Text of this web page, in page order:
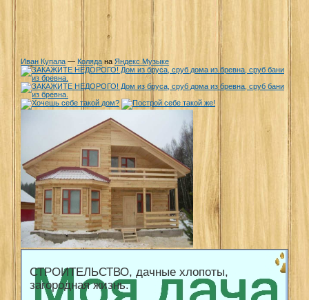
Иван Купала — Коляда на Яндекс.Музыке
СТРОИТЕЛЬСТВО, дачные хлопоты,
загородная жизнь.